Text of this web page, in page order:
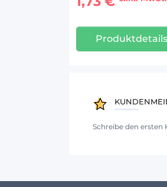
Produktdetails
Schreibe den